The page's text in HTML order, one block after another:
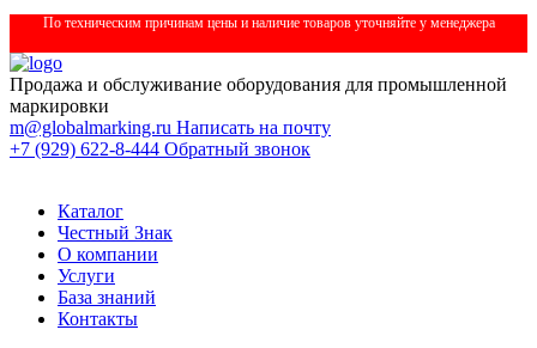
По техническим причинам цены и наличие товаров уточняйте у менеджера
Продажа и обслуживание оборудования для промышленной
маркировки
m@globalmarking.ru Написать на почту
+7 (929) 622-8-444 Обратный звонок
Каталог
Честный Знак
О компании
Услуги
База знаний
Контакты